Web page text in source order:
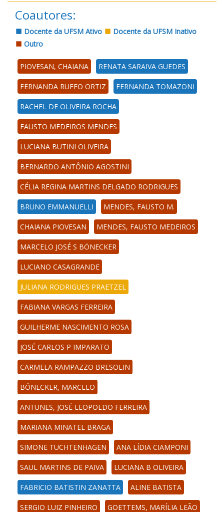
Coautores:
Docente da UFSM Ativo
Docente da UFSM Inativo
Outro
PIOVESAN, CHAIANA RENATA SARAIVA GUEDES
FERNANDA RUFFO ORTIZ FERNANDA TOMAZONI
RACHEL DE OLIVEIRA ROCHA
FAUSTO MEDEIROS MENDES
LUCIANA BUTINI OLIVEIRA
BERNARDO ANTÔNIO AGOSTINI
CÉLIA REGINA MARTINS DELGADO RODRIGUES
BRUNO EMMANUELLI MENDES, FAUSTO M.
CHAIANA PIOVESAN MENDES, FAUSTO MEDEIROS
MARCELO JOSÉ S BÖNECKER
LUCIANO CASAGRANDE
JULIANA RODRIGUES PRAETZEL
FABIANA VARGAS FERREIRA
GUILHERME NASCIMENTO ROSA
JOSÉ CARLOS P IMPARATO
CARMELA RAMPAZZO BRESOLIN
BÖNECKER, MARCELO
ANTUNES, JOSÉ LEOPOLDO FERREIRA
MARIANA MINATEL BRAGA
SIMONE TUCHTENHAGEN ANA LÍDIA CIAMPONI
SAUL MARTINS DE PAIVA LUCIANA B OLIVEIRA
FABRICIO BATISTIN ZANATTA ALINE BATISTA
SERGIO LUIZ PINHEIRO GOETTEMS, MARÍLIA LEÃO